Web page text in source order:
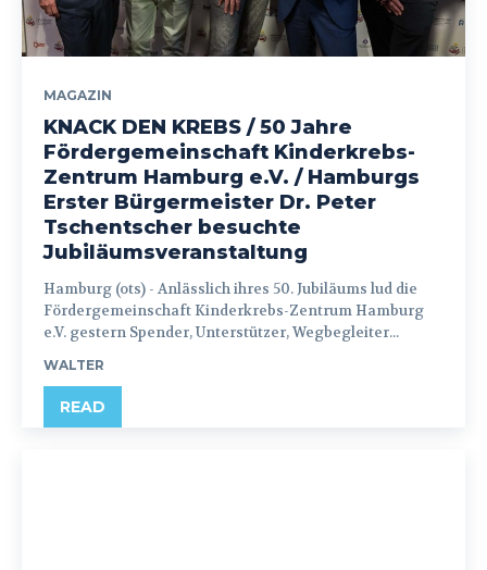
MAGAZIN
KNACK DEN KREBS / 50 Jahre
Fördergemeinschaft Kinderkrebs-
Zentrum Hamburg e.V. / Hamburgs
Erster Bürgermeister Dr. Peter
Tschentscher besuchte
Jubiläumsveranstaltung
Hamburg (ots) - Anlässlich ihres 50. Jubiläums lud die
Fördergemeinschaft Kinderkrebs-Zentrum Hamburg
e.V. gestern Spender, Unterstützer, Wegbegleiter...
WALTER
READ